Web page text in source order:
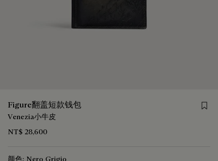
Figure翻盖短款钱包
Venezia小牛皮
NT$ 28,600
颜色: Nero Grigio